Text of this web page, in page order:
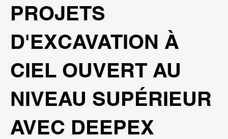
PROJETS
D'EXCAVATION À
CIEL OUVERT AU
NIVEAU SUPÉRIEUR
AVEC DEEPEX